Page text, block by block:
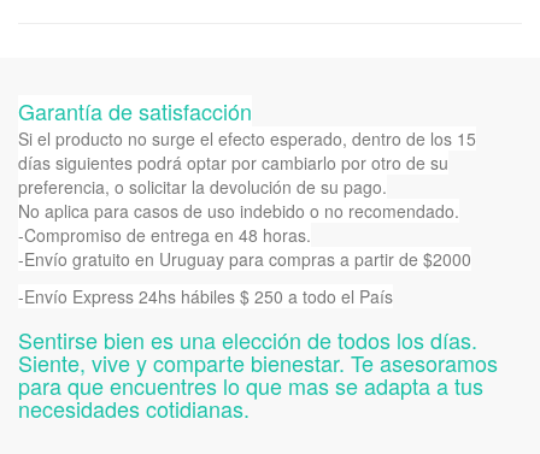
Garantía de satisfacción
Si el producto no surge el efecto esperado, dentro de los 15
días siguientes podrá optar por cambiarlo por otro de su
preferencia, o solicitar la devolución de su pago.
No aplica para casos de uso indebido o no recomendado.
-Compromiso de entrega en 48 horas.
-Envío gratuito en Uruguay para compras a partir de $2000
-Envío Express 24hs hábiles $ 250 a todo el País
Sentirse bien es una elección de todos los días.
Siente, vive y comparte bienestar. Te asesoramos
para que encuentres lo que mas se adapta a tus
necesidades cotidianas.